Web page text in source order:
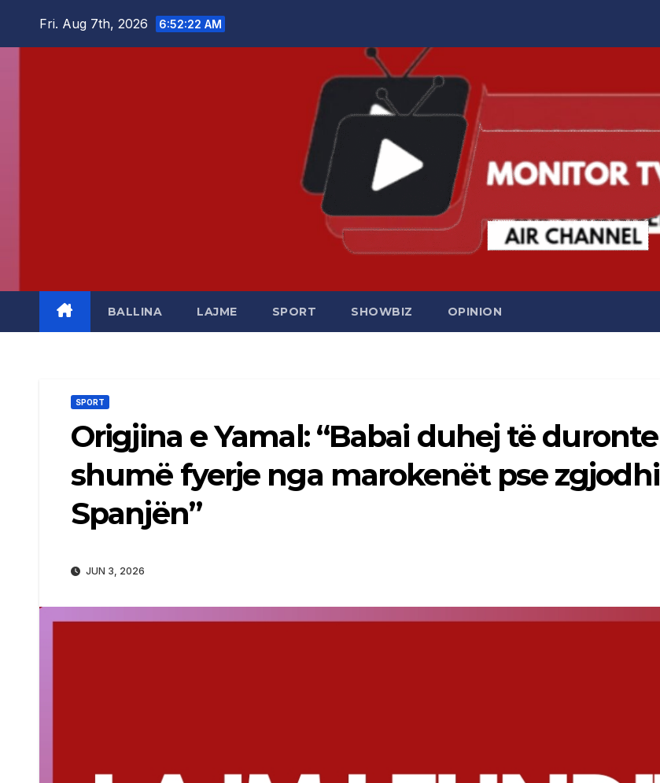
Fri. Aug 7th, 2026 6:52:22 AM
BALLINA LAJME SPORT SHOWBIZ OPINION
SPORT
Origjina e Yamal: “Babai duhej të duronte
shumë fyerje nga marokenët pse zgjodhi
Spanjën”
JUN 3, 2026